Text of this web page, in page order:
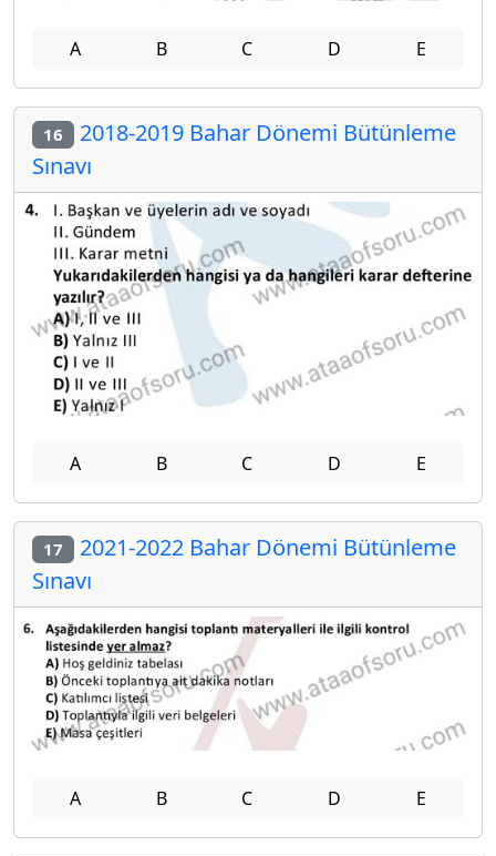
A B C D E
16 2018-2019 Bahar Dönemi Bütünleme
Sınavı
A B C D E
17 2021-2022 Bahar Dönemi Bütünleme
Sınavı
A B C D E